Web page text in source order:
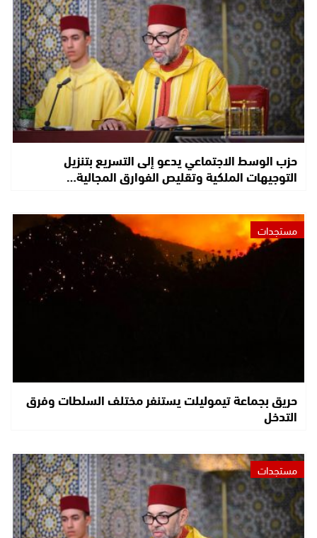
حزب الوسط الاجتماعي يدعو إلى التسريع بتنزيل
التوجيهات الملكية وتقليص الفوارق المجالية…
مستجدات
حريق بجماعة تيموليلت يستنفر مختلف السلطات وفرق
التدخل
مستجدات